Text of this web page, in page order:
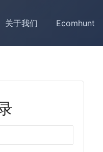
关于我们 Ecomhunt